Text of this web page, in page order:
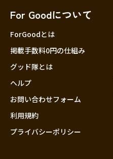
For Goodについて
ForGoodとは
掲載手数料0円の仕組み
グッド隊とは
ヘルプ
お問い合わせフォーム
利用規約
プライバシーポリシー